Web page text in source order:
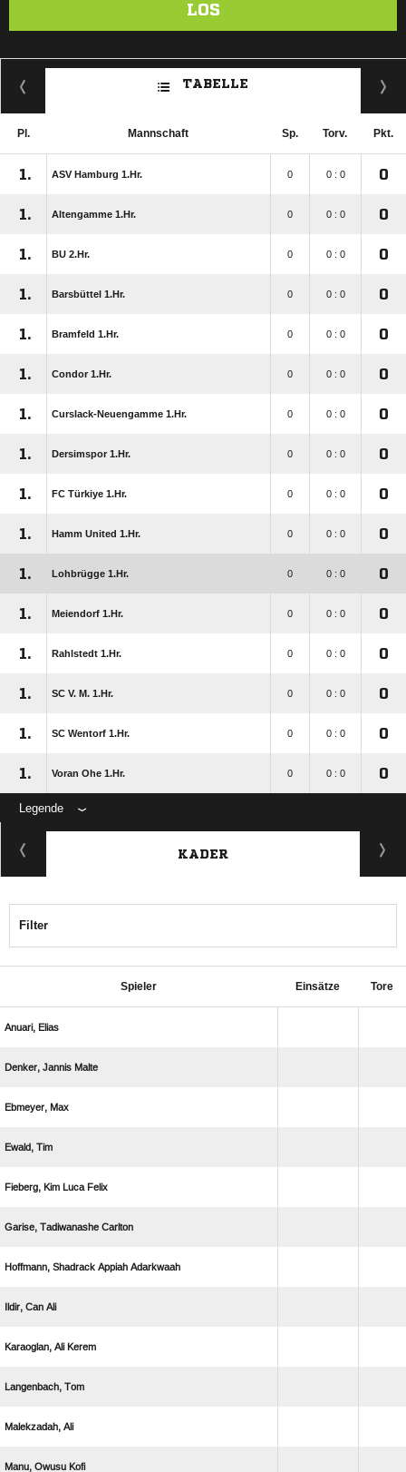
LOS
TABELLE
Pl. Mannschaft Sp. Torv. Pkt.
1. ASV Hamburg 1.Hr. 0 0 : 0 0
1. Altengamme 1.Hr. 0 0 : 0 0
1. BU 2.Hr. 0 0 : 0 0
1. Barsbüttel 1.Hr. 0 0 : 0 0
1. Bramfeld 1.Hr. 0 0 : 0 0
1. Condor 1.Hr. 0 0 : 0 0
1. Curslack-Neuengamme 1.Hr. 0 0 : 0 0
1. Dersimspor 1.Hr. 0 0 : 0 0
1. FC Türkiye 1.Hr. 0 0 : 0 0
1. Hamm United 1.Hr. 0 0 : 0 0
1. Lohbrügge 1.Hr. 0 0 : 0 0
1. Meiendorf 1.Hr. 0 0 : 0 0
1. Rahlstedt 1.Hr. 0 0 : 0 0
1. SC V. M. 1.Hr. 0 0 : 0 0
1. SC Wentorf 1.Hr. 0 0 : 0 0
1. Voran Ohe 1.Hr. 0 0 : 0 0
Legende
KADER
Filter
Spieler Einsätze Tore
 
  
 
 
   
  
   
  
  
 
 
  